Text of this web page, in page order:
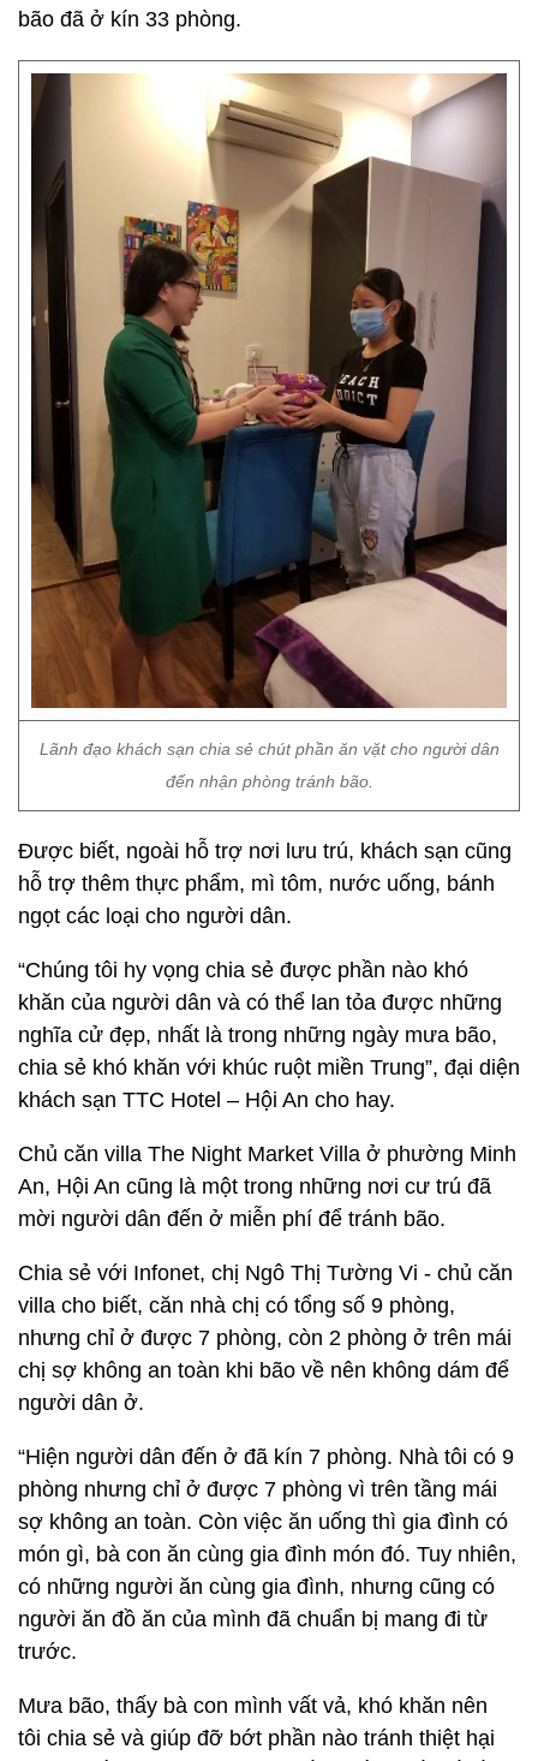
bão đã ở kín 33 phòng.
Lãnh đạo khách sạn chia sẻ chút phần ăn vặt cho người dân
đến nhận phòng tránh bão.
Được biết, ngoài hỗ trợ nơi lưu trú, khách sạn cũng
hỗ trợ thêm thực phẩm, mì tôm, nước uống, bánh
ngọt các loại cho người dân.
“Chúng tôi hy vọng chia sẻ được phần nào khó
khăn của người dân và có thể lan tỏa được những
nghĩa cử đẹp, nhất là trong những ngày mưa bão,
chia sẻ khó khăn với khúc ruột miền Trung”, đại diện
khách sạn TTC Hotel – Hội An cho hay.
Chủ căn villa The Night Market Villa ở phường Minh
An, Hội An cũng là một trong những nơi cư trú đã
mời người dân đến ở miễn phí để tránh bão.
Chia sẻ với Infonet, chị Ngô Thị Tường Vi - chủ căn
villa cho biết, căn nhà chị có tổng số 9 phòng,
nhưng chỉ ở được 7 phòng, còn 2 phòng ở trên mái
chị sợ không an toàn khi bão về nên không dám để
người dân ở.
“Hiện người dân đến ở đã kín 7 phòng. Nhà tôi có 9
phòng nhưng chỉ ở được 7 phòng vì trên tầng mái
sợ không an toàn. Còn việc ăn uống thì gia đình có
món gì, bà con ăn cùng gia đình món đó. Tuy nhiên,
có những người ăn cùng gia đình, nhưng cũng có
người ăn đồ ăn của mình đã chuẩn bị mang đi từ
trước.
Mưa bão, thấy bà con mình vất vả, khó khăn nên
tôi chia sẻ và giúp đỡ bớt phần nào tránh thiệt hại